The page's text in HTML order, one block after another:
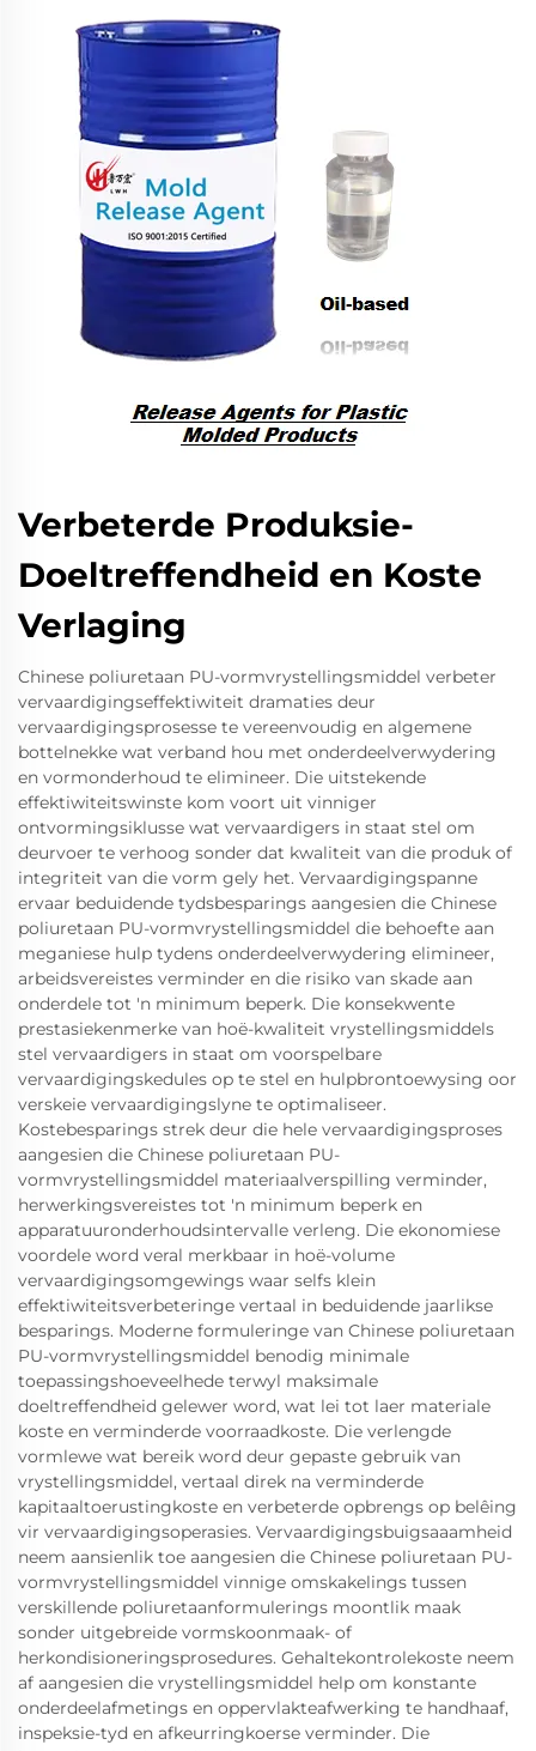
Verbeterde Produksie-
Doeltreffendheid en Koste
Verlaging
Chinese poliuretaan PU-vormvrystellingsmiddel verbeter
vervaardigingseffektiwiteit dramaties deur
vervaardigingsprosesse te vereenvoudig en algemene
bottelnekke wat verband hou met onderdeelverwydering
en vormonderhoud te elimineer. Die uitstekende
effektiwiteitswinste kom voort uit vinniger
ontvormingsiklusse wat vervaardigers in staat stel om
deurvoer te verhoog sonder dat kwaliteit van die produk of
integriteit van die vorm gely het. Vervaardigingspanne
ervaar beduidende tydsbesparings aangesien die Chinese
poliuretaan PU-vormvrystellingsmiddel die behoefte aan
meganiese hulp tydens onderdeelverwydering elimineer,
arbeidsvereistes verminder en die risiko van skade aan
onderdele tot 'n minimum beperk. Die konsekwente
prestasiekenmerke van hoë-kwaliteit vrystellingsmiddels
stel vervaardigers in staat om voorspelbare
vervaardigingskedules op te stel en hulpbrontoewysing oor
verskeie vervaardigingslyne te optimaliseer.
Kostebesparings strek deur die hele vervaardigingsproses
aangesien die Chinese poliuretaan PU-
vormvrystellingsmiddel materiaalverspilling verminder,
herwerkingsvereistes tot 'n minimum beperk en
apparatuuronderhoudsintervalle verleng. Die ekonomiese
voordele word veral merkbaar in hoë-volume
vervaardigingsomgewings waar selfs klein
effektiwiteitsverbeteringe vertaal in beduidende jaarlikse
besparings. Moderne formuleringe van Chinese poliuretaan
PU-vormvrystellingsmiddel benodig minimale
toepassingshoeveelhede terwyl maksimale
doeltreffendheid gelewer word, wat lei tot laer materiale
koste en verminderde voorraadkoste. Die verlengde
vormlewe wat bereik word deur gepaste gebruik van
vrystellingsmiddel, vertaal direk na verminderde
kapitaaltoerustingkoste en verbeterde opbrengs op belêing
vir vervaardigingsoperasies. Vervaardigingsbuigsaaamheid
neem aansienlik toe aangesien die Chinese poliuretaan PU-
vormvrystellingsmiddel vinnige omskakelings tussen
verskillende poliuretaanformulerings moontlik maak
sonder uitgebreide vormskoonmaak- of
herkondisioneringsprosedures. Gehaltekontrolekoste neem
af aangesien die vrystellingsmiddel help om konstante
onderdeelafmetings en oppervlakteafwerking te handhaaf,
inspeksie-tyd en afkeurringkoerse verminder. Die